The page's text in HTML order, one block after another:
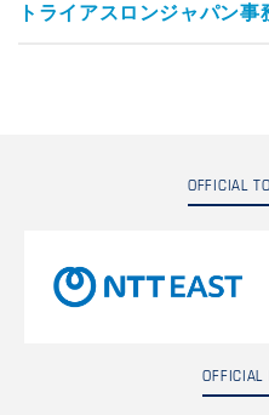
トライアスロンジャパン事
OFFICIAL
OFFICIAL